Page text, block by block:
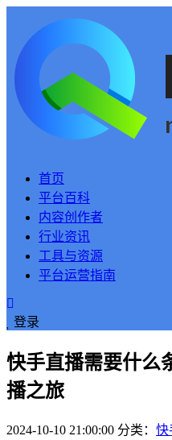
首页
平台百科
内容创作者
行业资讯
工具与资源
平台运营指南
登录
快手直播需要什么
播之旅
2024-10-10 21:00:00 分类： 快